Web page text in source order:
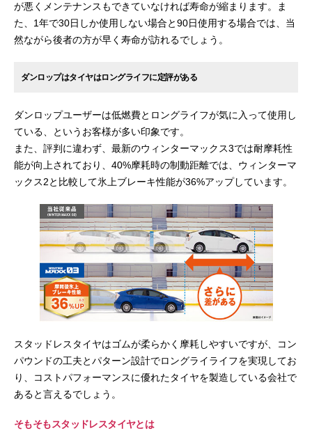
が悪くメンテナンスもできていなければ寿命が縮まります。ま
た、1年で30日しか使用しない場合と90日使用する場合では、当
然ながら後者の方が早く寿命が訪れるでしょう。
ダンロップはタイヤはロングライフに定評がある
ダンロップユーザーは低燃費とロングライフが気に入って使用し
ている、というお客様が多い印象です。
また、評判に違わず、最新のウィンターマックス3では耐摩耗性
能が向上されており、40%摩耗時の制動距離では、ウィンターマ
ックス2と比較して氷上ブレーキ性能が36%アップしています。
スタッドレスタイヤはゴムが柔らかく摩耗しやすいですが、コン
パウンドの工夫とパターン設計でロングライライフを実現してお
り、コストパフォーマンスに優れたタイヤを製造している会社で
あると言えるでしょう。
そもそもスタッドレスタイヤとは